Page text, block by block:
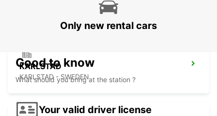
KARLSTAD
KARLSTAD - SWEDEN
Only new rental cars
Good to know
What should you bring at the station ?
Your valid driver license